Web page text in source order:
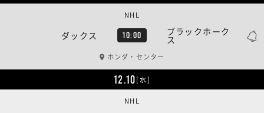
ダックス 10:00 ブラックホーク
ス
NHL
ホンダ・センター
12.10[水]
NHL